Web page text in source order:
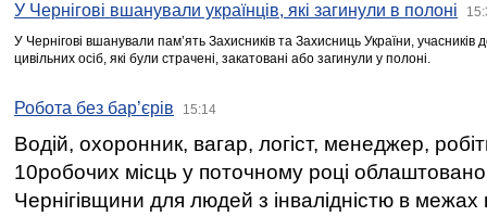
У Чернігові вшанували українців, які загинули в полоні
У Чернігові вшанували пам’ять Захисників та Захисниць України,
цивільних осіб, які були страчені, закатовані або загинули у полоні.
Робота без бар’єрів 15:14
Водій, охоронник, вагар, логіст, менеджер,
10робочих місць у поточному році
Чернігівщини для людей з інвалідністю в межах